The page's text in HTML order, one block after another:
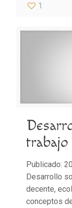
1
trabajo
Publicado:
Desarrollo
decente,
conceptos